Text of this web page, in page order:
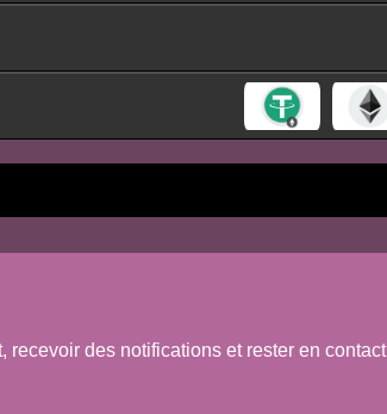
des notifications et rester en contact